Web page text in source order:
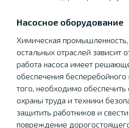
Насосное оборудование
Химическая
остальных отраслей зависит
работа насоса имеет
обеспечения
того, необходимо
охраны труда и техники
защитить работников и
повреждение